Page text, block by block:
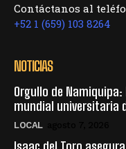
Contáctanos al
+52 1 (659) 103 8264
NOTICIAS
Orgullo de
mundial universitaria
LOCAL